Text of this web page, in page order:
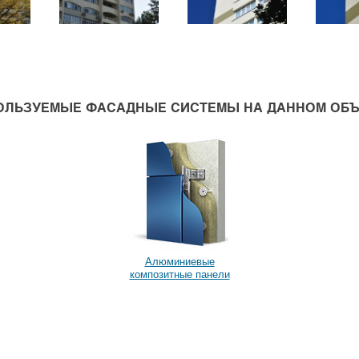
ФАСАДНЫЕ СИСТЕМЫ НА ДАННОМ
Алюминиевые
композитные панели